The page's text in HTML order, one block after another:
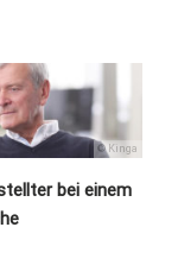
© Kinga
bei einem